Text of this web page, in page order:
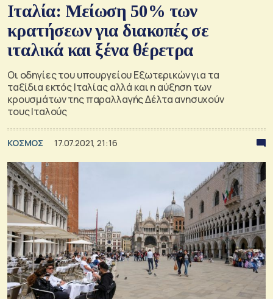
Ιταλία: Μείωση 50% των
κρατήσεων για διακοπές σε
ιταλικά και ξένα θέρετρα
Οι οδηγίες του υπουργείου Εξωτερικών για τα
ταξίδια εκτός Ιταλίας αλλά και η αύξηση των
κρουσμάτων της παραλλαγής Δέλτα ανησυχούν
τους Ιταλούς
ΚΟΣΜΟΣ 17.07.2021, 21:16